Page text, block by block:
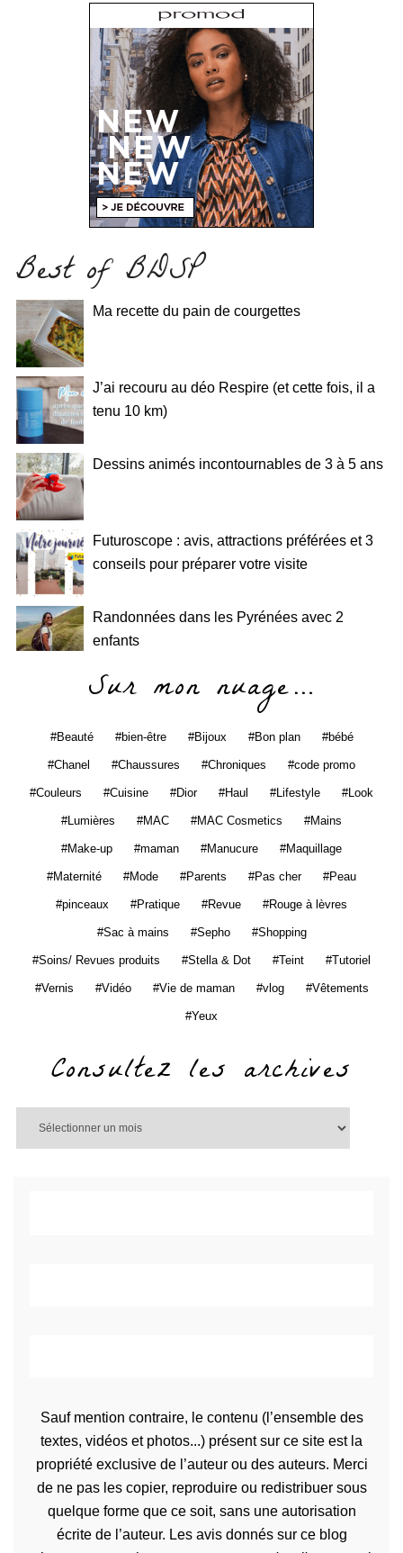
Best of BDSP
Ma recette du pain de courgettes
J’ai recouru au déo Respire (et cette fois, il a
tenu 10 km)
Dessins animés incontournables de 3 à 5 ans
Futuroscope : avis, attractions préférées et 3
conseils pour préparer votre visite
Randonnées dans les Pyrénées avec 2
enfants
Sur mon nuage…
Beauté bien-être Bijoux Bon plan bébé
Chanel Chaussures Chroniques code promo
Couleurs Cuisine Dior Haul Lifestyle Look
Lumières MAC MAC Cosmetics Mains
Make-up maman Manucure Maquillage
Maternité Mode Parents Pas cher Peau
pinceaux Pratique Revue Rouge à lèvres
Sac à mains Sepho Shopping
Soins/ Revues produits Stella & Dot Teint Tutoriel
Vernis Vidéo Vie de maman vlog Vêtements
Yeux
Consultez les archives
Sauf mention contraire, le contenu (l’ensemble des
textes, vidéos et photos...) présent sur ce site est la
propriété exclusive de l’auteur ou des auteurs. Merci
de ne pas les copier, reproduire ou redistribuer sous
quelque forme que ce soit, sans une autorisation
écrite de l’auteur. Les avis donnés sur ce blog